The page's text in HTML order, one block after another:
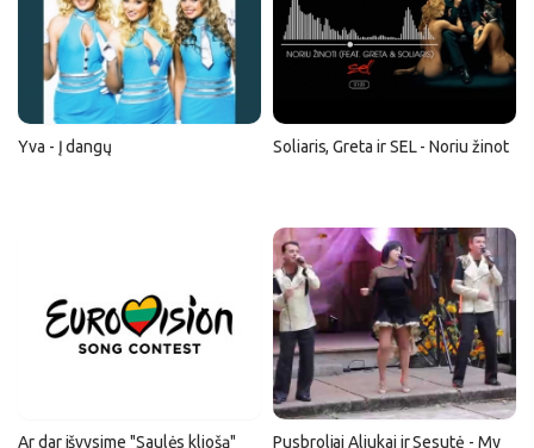
Yva - Į dangų Soliaris, Greta ir SEL - Noriu žinot
Ar dar išvysime "Saulės kliošą"
Pusbroliai Aliukai ir Sesutė - My